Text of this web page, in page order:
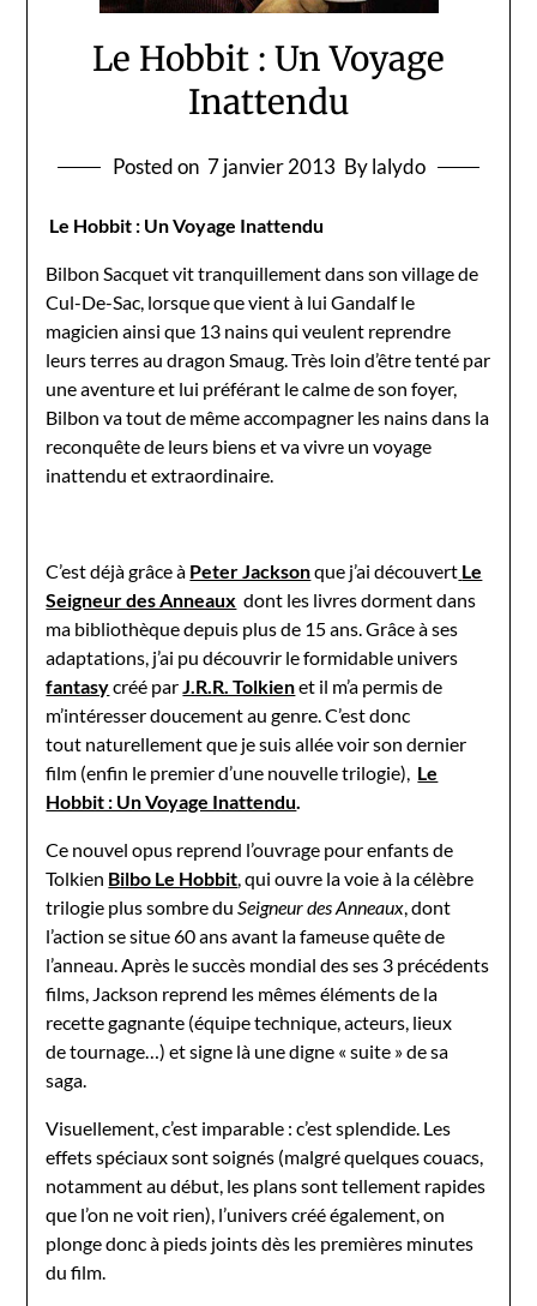
Le Hobbit : Un Voyage
Inattendu
Posted on 7 janvier 2013 By lalydo
Le Hobbit : Un Voyage Inattendu
Bilbon Sacquet vit tranquillement dans son village de
Cul-De-Sac, lorsque que vient à lui Gandalf le
magicien ainsi que 13 nains qui veulent reprendre
leurs terres au dragon Smaug. Très loin d’être tenté par
une aventure et lui préférant le calme de son foyer,
Bilbon va tout de même accompagner les nains dans la
reconquête de leurs biens et va vivre un voyage
inattendu et extraordinaire.
C’est déjà grâce à Peter Jacksonque j’ai découvert Le
Seigneur des Anneaux dont les livres dorment dans
ma bibliothèque depuis plus de 15 ans. Grâce à ses
adaptations, j’ai pu découvrir le formidable univers
fantasycréé parJ.R.R. Tolkienet il m’a permis de
m’intéresser doucement au genre. C’est donc
tout naturellement que je suis allée voir son dernier
film (enfin le premier d’une nouvelle trilogie), Le
Hobbit : Un Voyage Inattendu.
Ce nouvel opus reprend l’ouvrage pour enfants de
Tolkien Bilbo Le Hobbit, qui ouvre la voie à la célèbre
trilogie plus sombre duSeigneur des Anneaux, dont
l’action se situe 60 ans avant la fameuse quête de
l’anneau. Après le succès mondial des ses 3 précédents
films, Jackson reprend les mêmes éléments de la
recette gagnante (équipe technique, acteurs, lieux
de tournage…) et signe là une digne « suite » de sa
saga.
Visuellement, c’est imparable : c’est splendide. Les
effets spéciaux sont soignés (malgré quelques couacs,
notamment au début, les plans sont tellement rapides
que l’on ne voit rien), l’univers créé également, on
plonge donc à pieds joints dès les premières minutes
du film.